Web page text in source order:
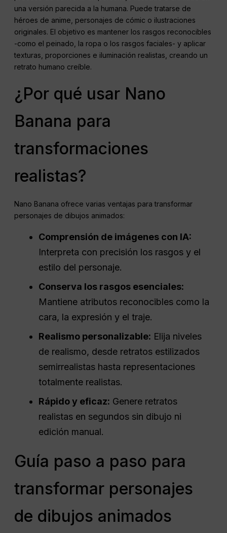
una versión parecida a la humana. Puede tratarse de
héroes de anime, personajes de cómic o ilustraciones
originales. El objetivo es mantener los rasgos reconocibles
-como el peinado, la ropa o los rasgos faciales- y aplicar
texturas, proporciones e iluminación realistas, creando un
retrato humano creíble.
¿Por qué usar Nano
Banana para
transformaciones
realistas?
Nano Banana ofrece varias ventajas para transformar
personajes de dibujos animados:
Comprensión de imágenes con IA:
Interpreta con precisión los rasgos y el
estilo del personaje.
Conserva los rasgos esenciales:
Mantiene atributos reconocibles como la
cara, la expresión y el traje.
Realismo personalizable: Elija niveles
de realismo, desde retratos estilizados
semirrealistas hasta representaciones
totalmente realistas.
Rápido y eficaz: Genere retratos
realistas en segundos sin dibujo ni
edición manual.
Guía paso a paso para
transformar personajes
de dibujos animados